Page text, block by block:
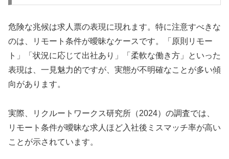
危険な兆候は求人票の表現に現れます。特に注意すべきな
のは、リモート条件が曖昧なケースです。「原則リモー
ト」「状況に応じて出社あり」「柔軟な働き方」といった
表現は、一見魅力的ですが、実態が不明確なことが多い傾
向があります。
実際、リクルートワークス研究所（2024）の調査では、
リモート条件が曖昧な求人ほど入社後ミスマッチ率が高い
ことが示されています。